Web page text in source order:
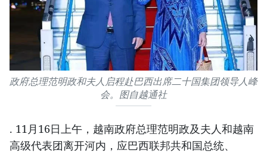
政府总理范明政和夫人启程赴巴西出席二十国集团领导人峰
会。图自越通社
. 11月16日上午，越南政府总理范明政及夫人和越南
高级代表团离开河内，应巴西联邦共和国总统、